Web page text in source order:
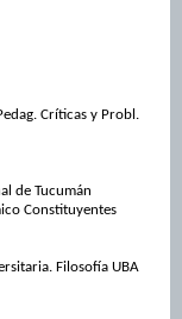
Críticas y Probl.
de Tucumán
Constituyentes
Filosofía UBA